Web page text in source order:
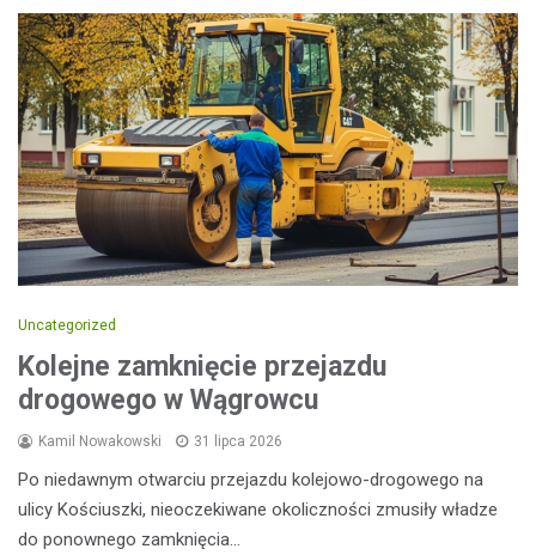
Uncategorized
Kolejne zamknięcie przejazdu
drogowego w Wągrowcu
Kamil Nowakowski 31 lipca 2026
Po niedawnym otwarciu przejazdu kolejowo-drogowego na
ulicy Kościuszki, nieoczekiwane okoliczności zmusiły władze
do ponownego zamknięcia…